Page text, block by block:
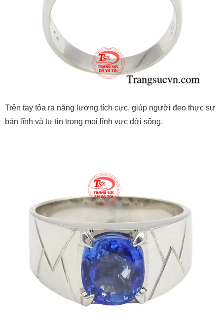
Trên tay tỏa ra năng lượng tích cực, giúp người đeo thực sự
bản lĩnh và tự tin trong mọi lĩnh vực đời sống.